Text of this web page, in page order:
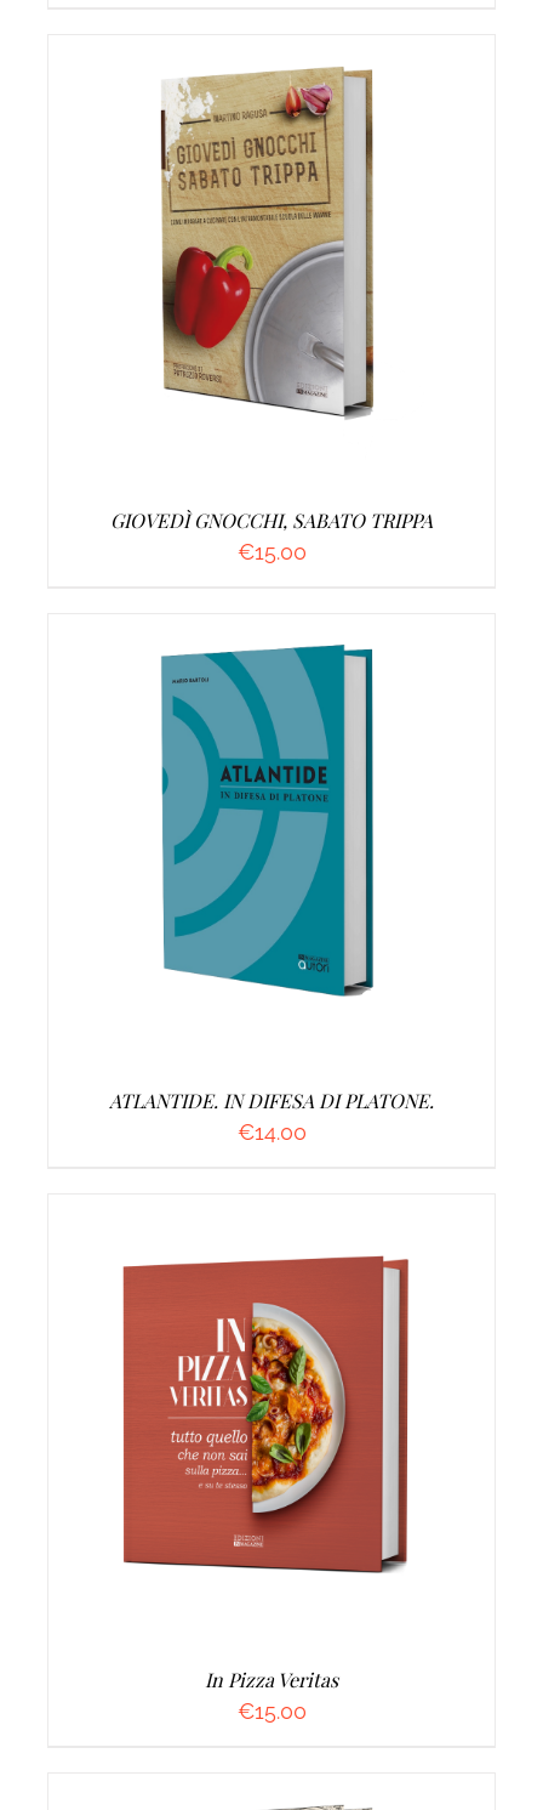
AGGIUNGI AL CARRELLO /
GIOVEDÌ GNOCCHI, SABATO TRIPPA
€15.00
AGGIUNGI AL CARRELLO /
ATLANTIDE. IN DIFESA DI PLATONE.
€14.00
AGGIUNGI AL CARRELLO /
In Pizza Veritas
€15.00